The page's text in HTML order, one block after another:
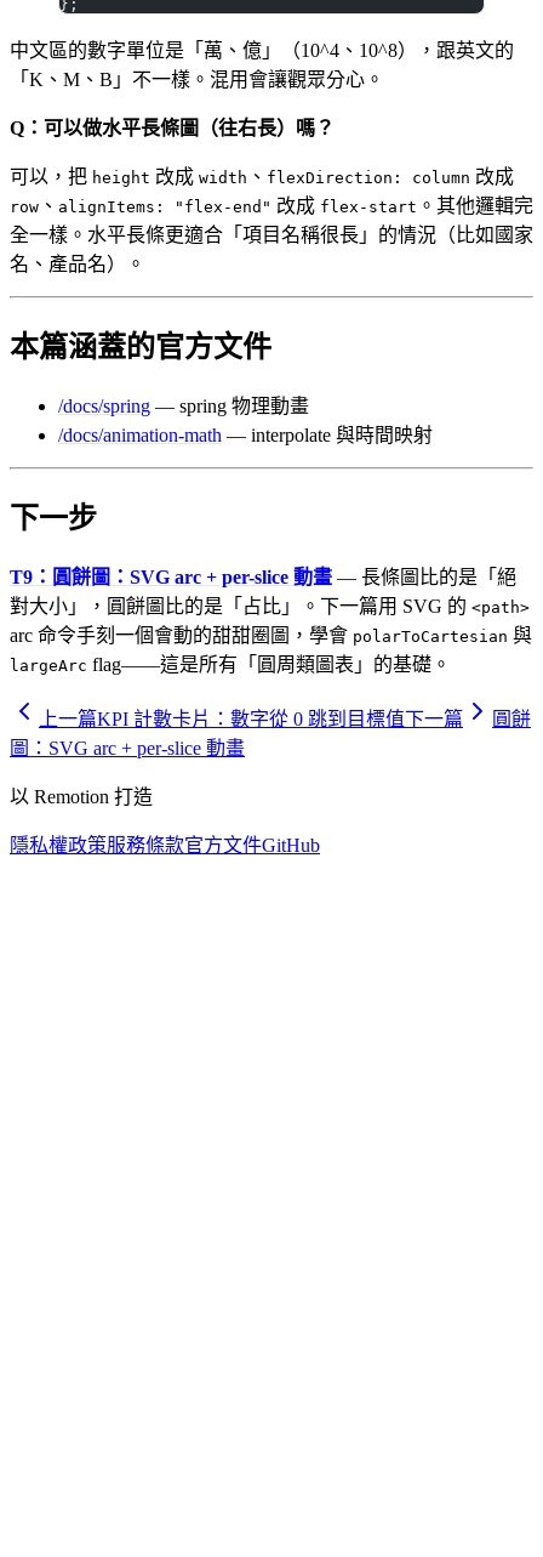
};
中文區的數字單位是「萬、億」（10^4、10^8），跟英文的
「K、M、B」不一樣。混用會讓觀眾分心。
Q：可以做水平長條圖（往右長）嗎？
可以，把 height 改成 width 、 flexDirection: column 改成
row 、 alignItems: "flex-end" 改成 flex-start 。其他邏輯完
全一樣。水平長條更適合「項目名稱很長」的情況（比如國家
名、產品名）。
本篇涵蓋的官方文件
/docs/spring — spring 物理動畫
/docs/animation-math — interpolate 與時間映射
下一步
T9：圓餅圖：SVG arc + per-slice 動畫 — 長條圖比的是「絕
對大小」，圓餅圖比的是「占比」。下一篇用 SVG 的 <path>
arc 命令手刻一個會動的甜甜圈圖，學會 polarToCartesian 與
largeArc flag——這是所有「圓周類圖表」的基礎。
上一篇KPI 計數卡片：數字從 0 跳到目標值下一篇
圓餅
圖：SVG arc + per-slice 動畫
以 Remotion 打造
隱私權政策服務條款官方文件GitHub